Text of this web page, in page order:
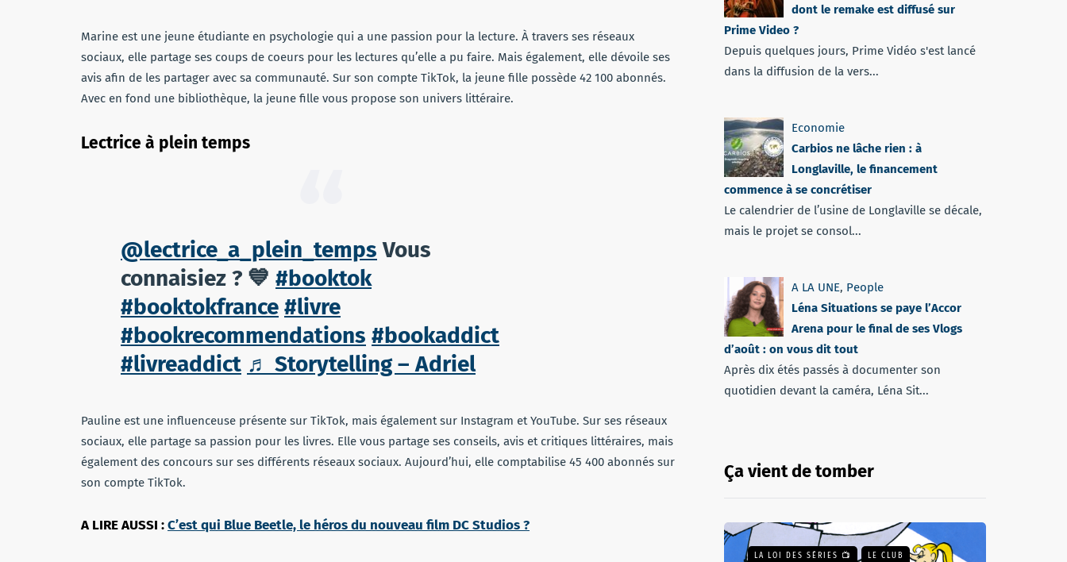
Marine est une jeune étudiante en psychologie qui a une passion pour la lecture. À travers ses réseaux
sociaux, elle partage ses coups de coeurs pour les lectures qu’elle a pu faire. Mais également, elle dévoile ses
avis afin de les partager avec sa communauté. Sur son compte TikTok, la jeune fille possède 42 100 abonnés.
Avec en fond une bibliothèque, la jeune fille vous propose son univers littéraire.
Lectrice à plein temps
@lectrice_a_plein_temps Vous
connaisiez ? 💙 #booktok
#booktokfrance #livre
#bookrecommendations #bookaddict
#livreaddict ♬ Storytelling – Adriel
Pauline est une influenceuse présente sur TikTok, mais également sur Instagram et YouTube. Sur ses réseaux
sociaux, elle partage sa passion pour les livres. Elle vous partage ses conseils, avis et critiques littéraires, mais
également des concours sur ses différents réseaux sociaux. Aujourd’hui, elle comptabilise 45 400 abonnés sur
son compte TikTok.
A LIRE AUSSI :C’est qui Blue Beetle, le héros du nouveau film DC Studios ?
dont le remake est diffusé sur
Prime Video ?
Depuis quelques jours, Prime Vidéo s'est lancé
dans la diffusion de la vers...
Economie
Carbios ne lâche rien : à
Longlaville, le financement
commence à se concrétiser
Le calendrier de l’usine de Longlaville se décale,
mais le projet se consol...
A LA UNE, People
Léna Situations se paye l’Accor
Arena pour le final de ses Vlogs
d’août : on vous dit tout
Après dix étés passés à documenter son
quotidien devant la caméra, Léna Sit...
Ça vient de tomber
LA LOI DES SÉRIES 📺 LE CLUB